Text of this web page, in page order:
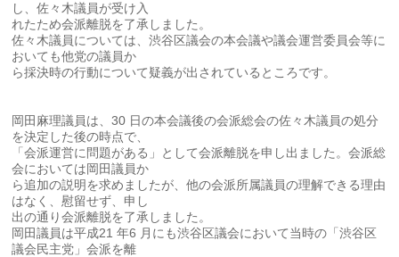
し、佐々木議員が受け入
れたため会派離脱を了承しました。
佐々木議員については、渋谷区議会の本会議や議会運営委員会等に
おいても他党の議員か
ら採決時の行動について疑義が出されているところです。
岡田麻理議員は、30 日の本会議後の会派総会の佐々木議員の処分
を決定した後の時点で、
「会派運営に問題がある」として会派離脱を申し出ました。会派総
会においては岡田議員か
ら追加の説明を求めましたが、他の会派所属議員の理解できる理由
はなく、慰留せず、申し
出の通り会派離脱を了承しました。
岡田議員は平成21 年6 月にも渋谷区議会において当時の「渋谷区
議会民主党」会派を離